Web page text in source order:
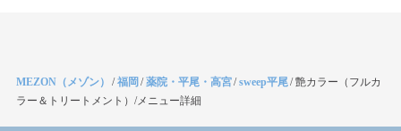
MEZON（メゾン） /福岡 /薬院・平尾・高宮/sweep平尾/艶カラー（フルカ
ラー＆トリートメント）/メニュー詳細